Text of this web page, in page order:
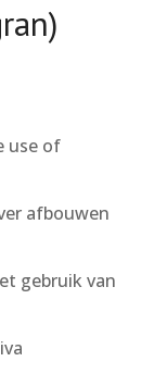
use of
afbouwen
gebruik van